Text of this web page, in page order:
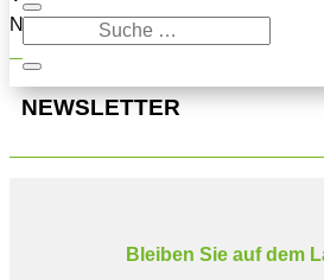
Navigation oben, um den Beitrag zu
NEWSLETTER
Bleiben Sie auf dem